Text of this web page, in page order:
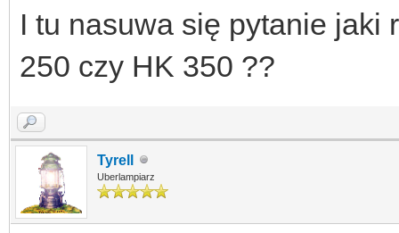
I tu nasuwa się pytanie jaki
250 czy HK 350 ??
Tyrell
Uberlampiarz